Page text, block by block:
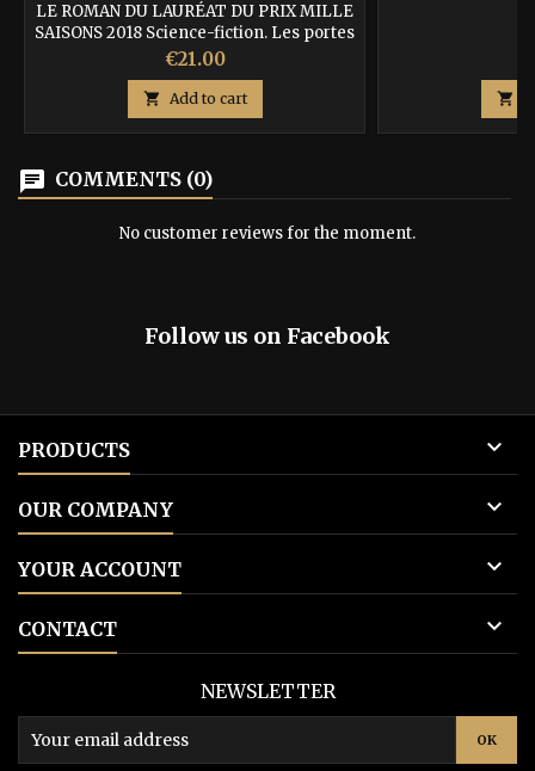
LE ROMAN DU LAURÉAT DU PRIX MILLE
SAISONS 2018 Science-fiction. Les portes
de l’infini s’ouvrent à l’humanité lors
d’un premier contact avec un
dodécaèdre dont l’origine, liée aux
perceptions de notre espace-temps, se
mêle à celle de nos récits bibliques. ISBN
Price
€21.00
 Add to cart 
chat COMMENTS (0)
No customer reviews for the moment.
Follow us on Facebook
PRODUCTS 
OUR COMPANY 
YOUR ACCOUNT 
CONTACT 
NEWSLETTER